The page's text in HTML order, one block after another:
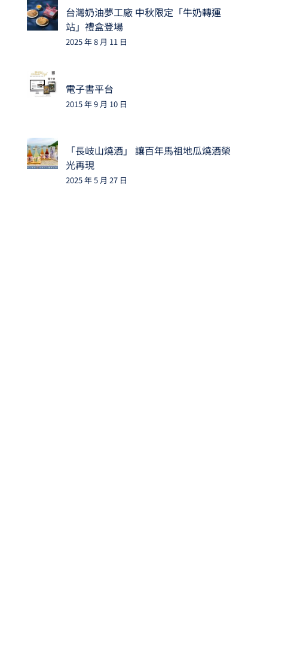
台灣奶油夢工廠 中秋限定「牛奶轉運
站」禮盒登場
2025 年 8 月 11 日
電子書平台
2015 年 9 月 10 日
「長岐山燒酒」 讓百年馬祖地瓜燒酒榮
光再現
2025 年 5 月 27 日